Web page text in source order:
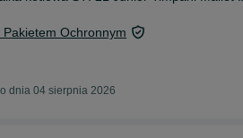
Pakietem Ochronnym
dnia 04 sierpnia 2026